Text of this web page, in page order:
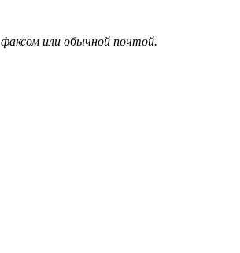
или обычной почтой.